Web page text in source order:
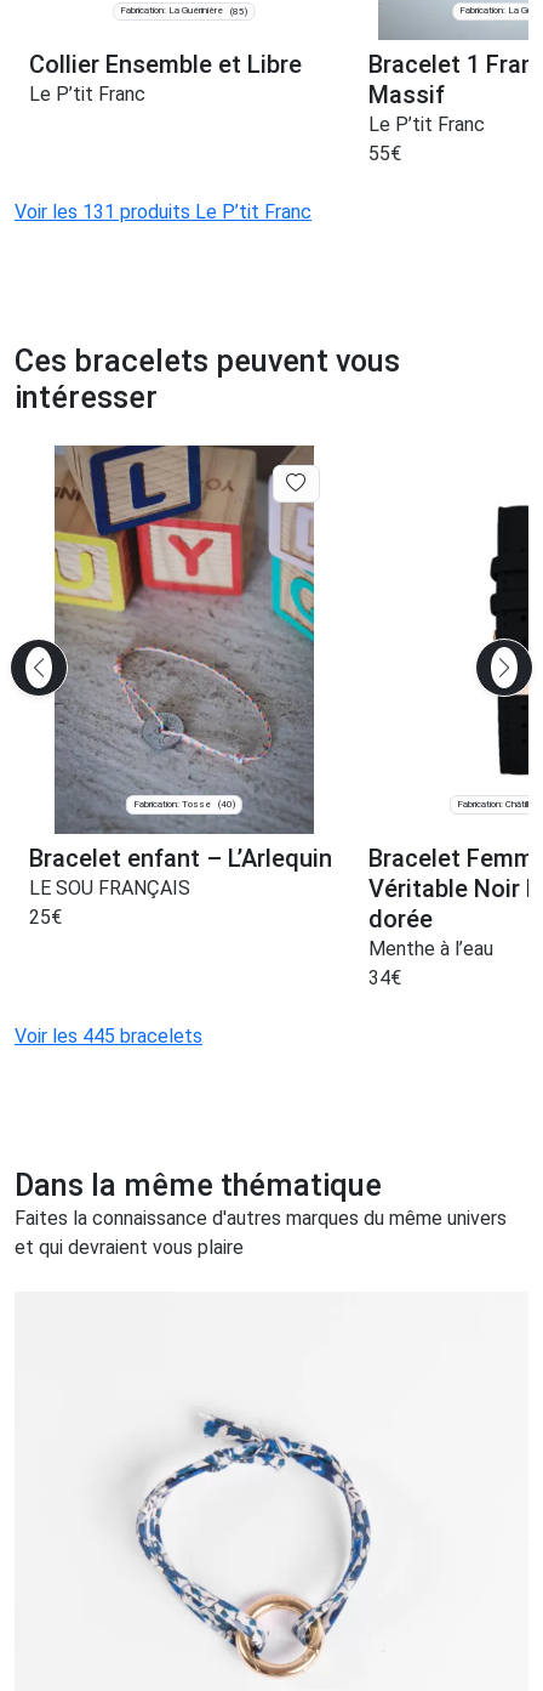
Fabrication: La Guérinière (85)
Collier Ensemble et Libre
Le P’tit Franc
Fabrication: La
Bracelet 1
Massif
Le P’tit Franc
55€
Voir les 131 produits Le P’tit Franc
Ces bracelets peuvent vous
intéresser
Fabrication: Tosse (40)
Bracelet enfant – L’Arlequin
LE SOU FRANÇAIS
25€
Fabrication: Châtillon-
Bracelet
Véritable Noir
dorée
Menthe à l’eau
34€
Voir les 445 bracelets
Dans la même thématique
Faites la connaissance d'autres marques du même univers
et qui devraient vous plaire